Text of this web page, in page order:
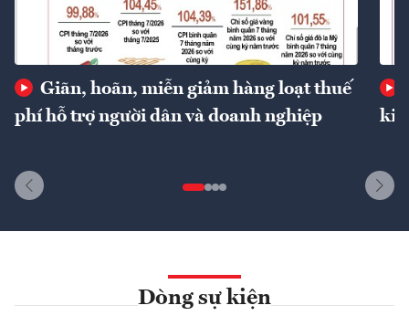
Giãn, hoãn, miễn giảm hàng loạt thuế
phí hỗ trợ người dân và doanh nghiệp
Dòng sự kiện